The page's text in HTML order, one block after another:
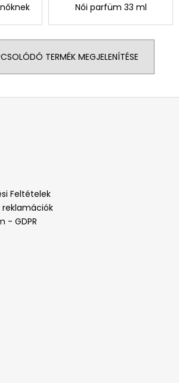
Női parfüm 33 ml
TERMÉK MEGJELENÍTÉSE
Feltételek
reklamációk
- GDPR